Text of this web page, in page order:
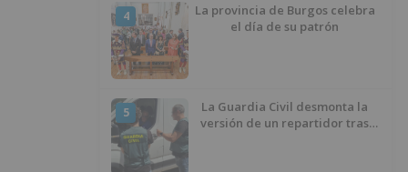
4
La provincia de Burgos celebra
el día de su patrón
5
La Guardia Civil desmonta la
versión de un repartidor tras